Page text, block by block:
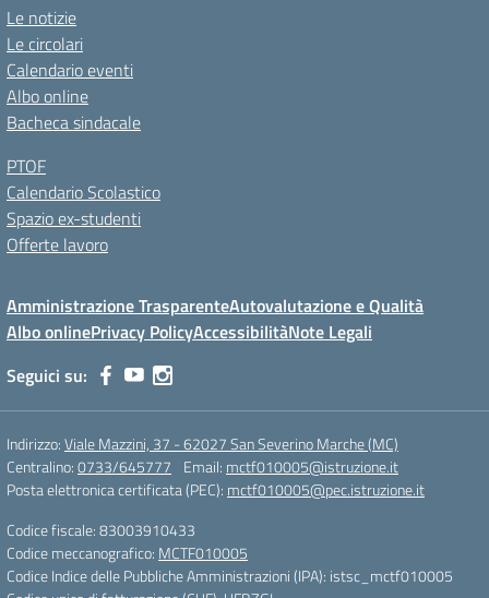
Le notizie
Le circolari
Calendario eventi
Albo online
Bacheca sindacale
PTOF
Calendario Scolastico
Spazio ex-studenti
Offerte lavoro
Amministrazione TrasparenteAutovalutazione e Qualità
Albo onlinePrivacy PolicyAccessibilitàNote Legali
Seguici su:
Indirizzo:Viale Mazzini, 37 - 62027 San Severino Marche (MC)
Centralino:0733/645777 Email: mctf010005@istruzione.it
Posta elettronica certificata (PEC): mctf010005@pec.istruzione.it
Codice fiscale: 83003910433
Codice meccanografico: MCTF010005
Codice Indice delle Pubbliche Amministrazioni (IPA): istsc_mctf010005